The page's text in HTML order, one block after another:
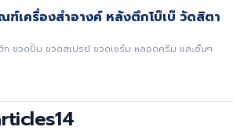
ฑ์เครื่องสำอางค์ หลังตึกโบ๊เบ๊ วัดสิตา
ก ขวดปั้ม ขวดสเปรย์ ขวดเซรั่ม หลอดครีม และอื่นๆ